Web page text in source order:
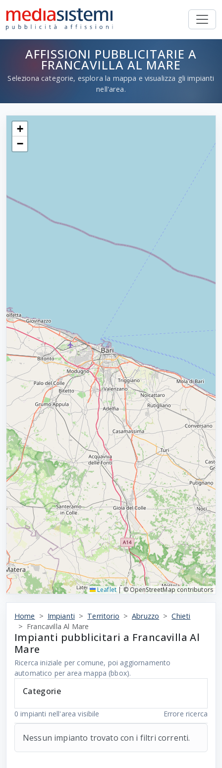
AFFISSIONI PUBBLICITARIE A
FRANCAVILLA AL MARE
Seleziona categorie, esplora la mappa e visualizza gli impianti
nell'area.
+
−
Leaflet |© OpenStreetMap contributors
Home Impianti Territorio Abruzzo
Chieti
Francavilla Al Mare
Impianti pubblicitari a Francavilla Al
Mare
Ricerca iniziale per comune, poi aggiornamento
automatico per area mappa (bbox).
Categorie
0 impianti nell'area visibile Errore ricerca
Nessun impianto trovato con i filtri correnti.